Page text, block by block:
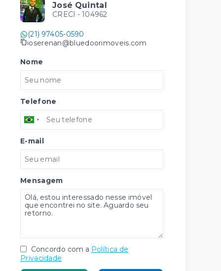
José Quintal
CRECI - 104962
(21) 97405-0590
joserenan@bluedoorimoveis.com
Nome
Telefone
E-mail
Mensagem
Concordo com a Política de
Privacidade